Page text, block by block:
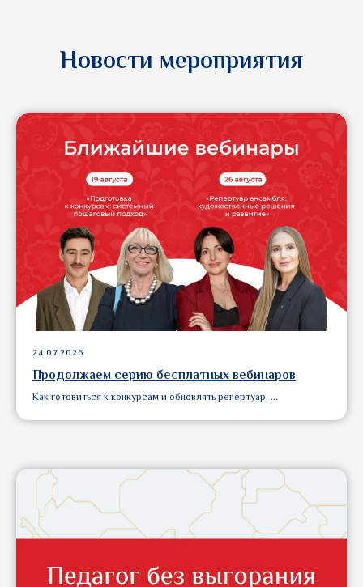
Новости мероприятия
24.07.2026
Продолжаем серию бесплатных вебинаров
Как готовиться к конкурсам и обновлять репертуар, ...